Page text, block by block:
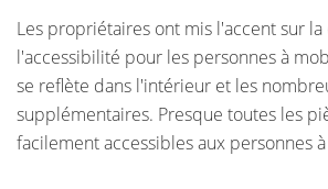
Les propriétaires ont mis l'accent sur
l'accessibilité pour les personnes à
se reflète dans l'intérieur et les
supplémentaires. Presque toutes les
facilement accessibles aux personnes